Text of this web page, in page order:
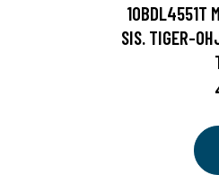
10BDL4551T
SIS. TIGER-